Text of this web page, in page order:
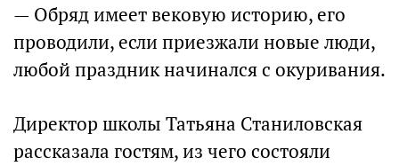
— Обряд имеет вековую историю, его
проводили, если приезжали новые люди,
любой праздник начинался с окуривания.
Директор школы Татьяна Станиловская
рассказала гостям, из чего состояли